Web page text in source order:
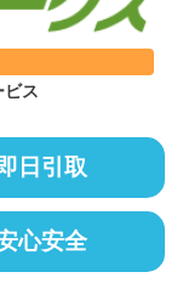
ビス
日引取
心安全